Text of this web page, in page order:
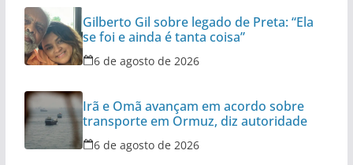
Gilberto Gil sobre legado de Preta: “Ela
se foi e ainda é tanta coisa”
6 de agosto de 2026
Irã e Omã avançam em acordo sobre
transporte em Ormuz, diz autoridade
6 de agosto de 2026